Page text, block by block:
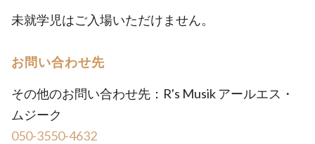
未就学児はご入場いただけません。
お問い合わせ先
その他のお問い合わせ先：R's Musik アールエス・
ムジーク
050-3550-4632